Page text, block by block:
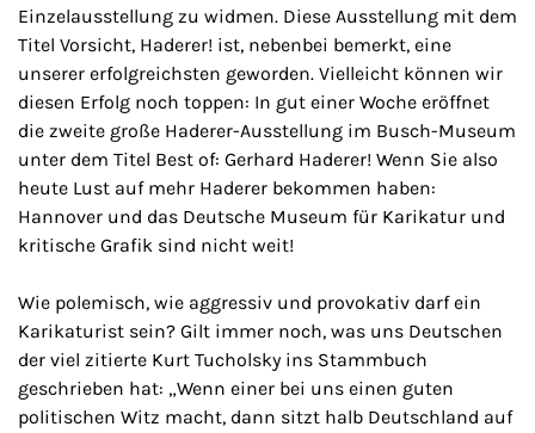
Einzelausstellung zu widmen. Diese Ausstellung mit dem
Titel Vorsicht, Haderer! ist, nebenbei bemerkt, eine
unserer erfolgreichsten geworden. Vielleicht können wir
diesen Erfolg noch toppen: In gut einer Woche eröffnet
die zweite große Haderer-Ausstellung im Busch-Museum
unter dem Titel Best of: Gerhard Haderer! Wenn Sie also
heute Lust auf mehr Haderer bekommen haben:
Hannover und das Deutsche Museum für Karikatur und
kritische Grafik sind nicht weit!
Wie polemisch, wie aggressiv und provokativ darf ein
Karikaturist sein? Gilt immer noch, was uns Deutschen
der viel zitierte Kurt Tucholsky ins Stammbuch
geschrieben hat: „Wenn einer bei uns einen guten
politischen Witz macht, dann sitzt halb Deutschland auf